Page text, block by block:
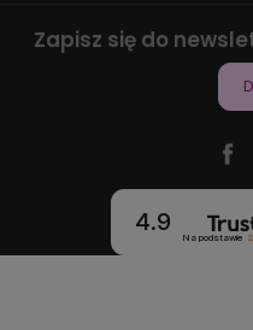
Zapisz się do
4.9
Na podstawie